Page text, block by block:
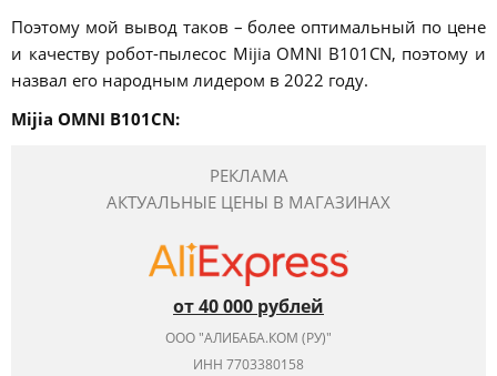
Поэтому мой вывод таков – более оптимальный по цене
и качеству робот-пылесос Mijia OMNI B101CN, поэтому и
назвал его народным лидером в 2022 году.
Mijia OMNI B101CN:
РЕКЛАМА
АКТУАЛЬНЫЕ ЦЕНЫ В МАГАЗИНАХ
от 40 000 рублей
ООО "АЛИБАБА.КОМ (РУ)"
ИНН 7703380158